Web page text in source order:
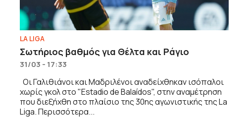
LA LIGA
Σωτήριος βαθμός για Θέλτα και Ράγιο
31/03 - 17:33
Οι Γαλιθιάνοι και Μαδριλένοι αναδείχθηκαν ισόπαλοι
χωρίς γκολ στο "Estadio de Balaídos", στην αναμέτρηση
που διεξήχθη στο πλαίσιο της 30ης αγωνιστικής της La
Liga. Περισσότερα...